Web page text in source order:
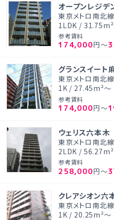
オープンレジデ
東京メトロ南北線
1LDK /
参考賃料
174,000円～
グランスイート
東京メトロ南北線
1K / 27.45m²～
参考賃料
174,000円～
ウェリス六本木
東京メトロ南北線
2LDK /
参考賃料
258,000円～
クレアシオン六
東京メトロ南北線
1K / 20.25m²～